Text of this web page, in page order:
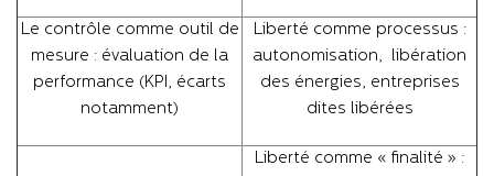
Le contrôle comme outil de
mesure : évaluation de la
performance (KPI, écarts
notamment)
Liberté comme processus :
autonomisation, libération
des énergies, entreprises
dites libérées
Liberté comme « finalité » :